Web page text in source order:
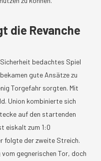
die Revanche
bedachtes Spiel
gute Ansätze zu
Torgefahr sorgten. Mit
Union kombinierte sich
auf den startenden
eiskalt zum 1:0
folgte der zweite Streich.
gegnerischen Tor, doch